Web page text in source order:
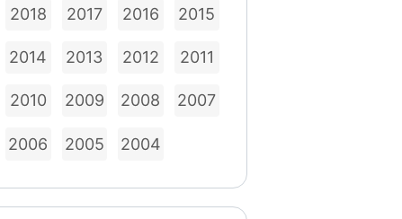
2018 2017 2016 2015
2014 2013 2012 2011
2010 2009 2008 2007
2006 2005 2004